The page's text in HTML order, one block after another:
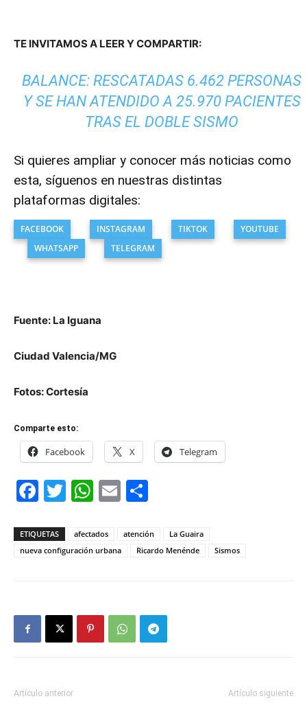
TE INVITAMOS A LEER Y COMPARTIR:
BALANCE: RESCATADAS 6.462 PERSONAS
Y SE HAN ATENDIDO A 25.970 PACIENTES
TRAS EL DOBLE SISMO
Si quieres ampliar y conocer más noticias como
esta, síguenos en nuestras distintas
plataformas digitales:
FACEBOOK INSTAGRAM TIKTOK
YOUTUBE
WHATSAPP
TELEGRAM
Fuente: La Iguana
Ciudad Valencia/MG
Fotos: Cortesía
Comparte esto:
Facebook X Telegram
Facebook
Twitter
WhatsApp
Email
ETIQUETAS afectados atención
La Guaira
nueva configuración urbana
Ricardo Menénde Sismos
Artículo anterior Artículo siguiente